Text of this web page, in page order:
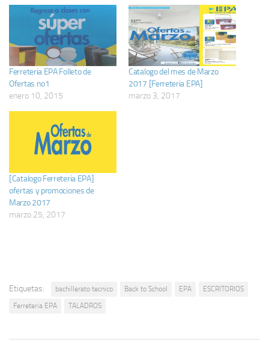
Ferreteria EPA Folleto de
Ofertas no1
enero 10, 2015
Catalogo del mes de Marzo
2017 [Ferreteria EPA]
marzo 3, 2017
[Catalogo Ferreteria EPA]
ofertas y promociones de
Marzo 2017
marzo 25, 2017
Etiquetas: bachillerato tecnico Back to School EPA
ESCRITORIOS
Ferreteria EPA
TALADROS